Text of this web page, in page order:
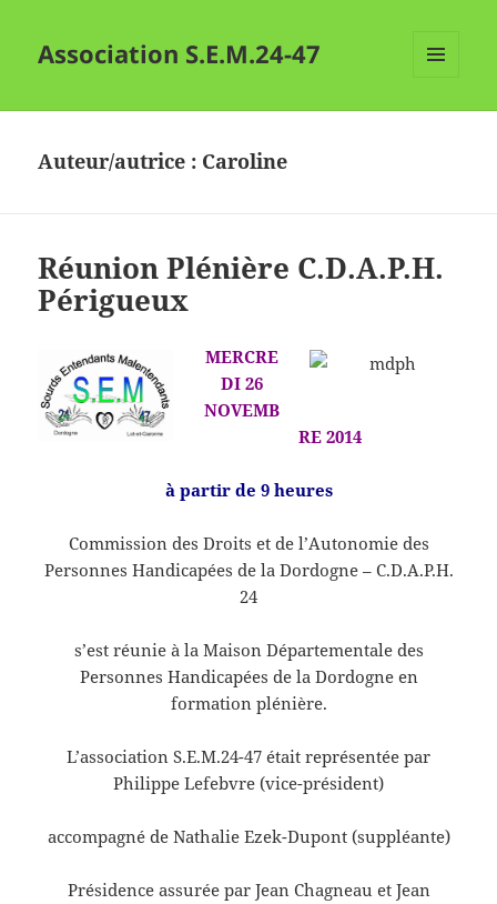
Association S.E.M.24-47
Auteur/autrice : Caroline
Réunion Plénière C.D.A.P.H.
Périgueux
MERCRE
DI 26
NOVEMB
RE 2014
à partir de 9 heures
Commission des Droits et de l’Autonomie des
Personnes Handicapées de la Dordogne – C.D.A.P.H.
24
s’est réunie à la Maison Départementale des
Personnes Handicapées de la Dordogne en
formation plénière.
L’association S.E.M.24-47 était représentée par
Philippe Lefebvre (vice-président)
accompagné de Nathalie Ezek-Dupont (suppléante)
Présidence assurée par Jean Chagneau et Jean